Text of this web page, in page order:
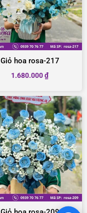
Giỏ hoa rosa-217
1.680.000₫